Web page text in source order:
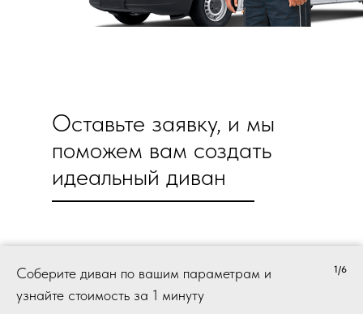
Оставьте заявку, и мы
поможем вам создать
идеальный диван
Соберите диван по вашим параметрам и
узнайте стоимость за 1 минуту
1/6